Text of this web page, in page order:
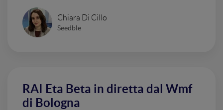
Chiara Di Cillo
Seedble
RAI Eta Beta in diretta dal Wmf
di Bologna